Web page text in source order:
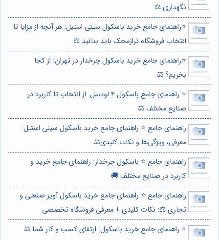
نگهداری ⚖️
⭐️راهنمای جامع خرید باسکول سینی استیل: هر آنچه از مزایا تا
انتخاب فروشگاه ترازمحک باید بدانید ⚖️
⭐️راهنمای جامع خرید باسکول چرخدار در تهران: از کجا
بخریم؟ ⚖️
⭐️ راهنمای جامع باسکول 4 لودسل: از انتخاب تا کاربرد در
صنایع مختلف ⚖️
راهنمای جامع ⭐️ راهنمای جامع خرید باسکول سینی استیل:
معرفی، ویژگی‌ها و نکات کلیدی⚖️
راهنمای جامع ⭐️ باسکول چرخدار: راهنمای جامع خرید و
کاربرد در صنایع مختلف 🚚
راهنمای جامع ⭐️ راهنمای جامع خرید باسکول آویز صنعتی و
تجاری ⚖️: نکات کلیدی + معرفی فروشگاه تخصصی
⭐️ راهنمای جامع خرید باسکول: ارتقای کسب و کار شما ⚖️